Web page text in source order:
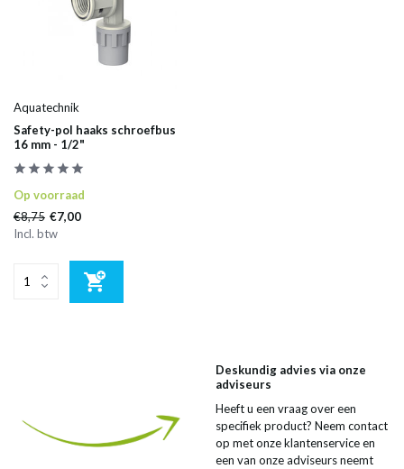
Aquatechnik
Safety-pol haaks schroefbus
16 mm - 1/2"
Op voorraad
€8,75 €7,00
Incl. btw
Deskundig advies via onze
adviseurs
Heeft u een vraag over een
specifiek product? Neem contact
op met onze klantenservice en
een van onze adviseurs neemt